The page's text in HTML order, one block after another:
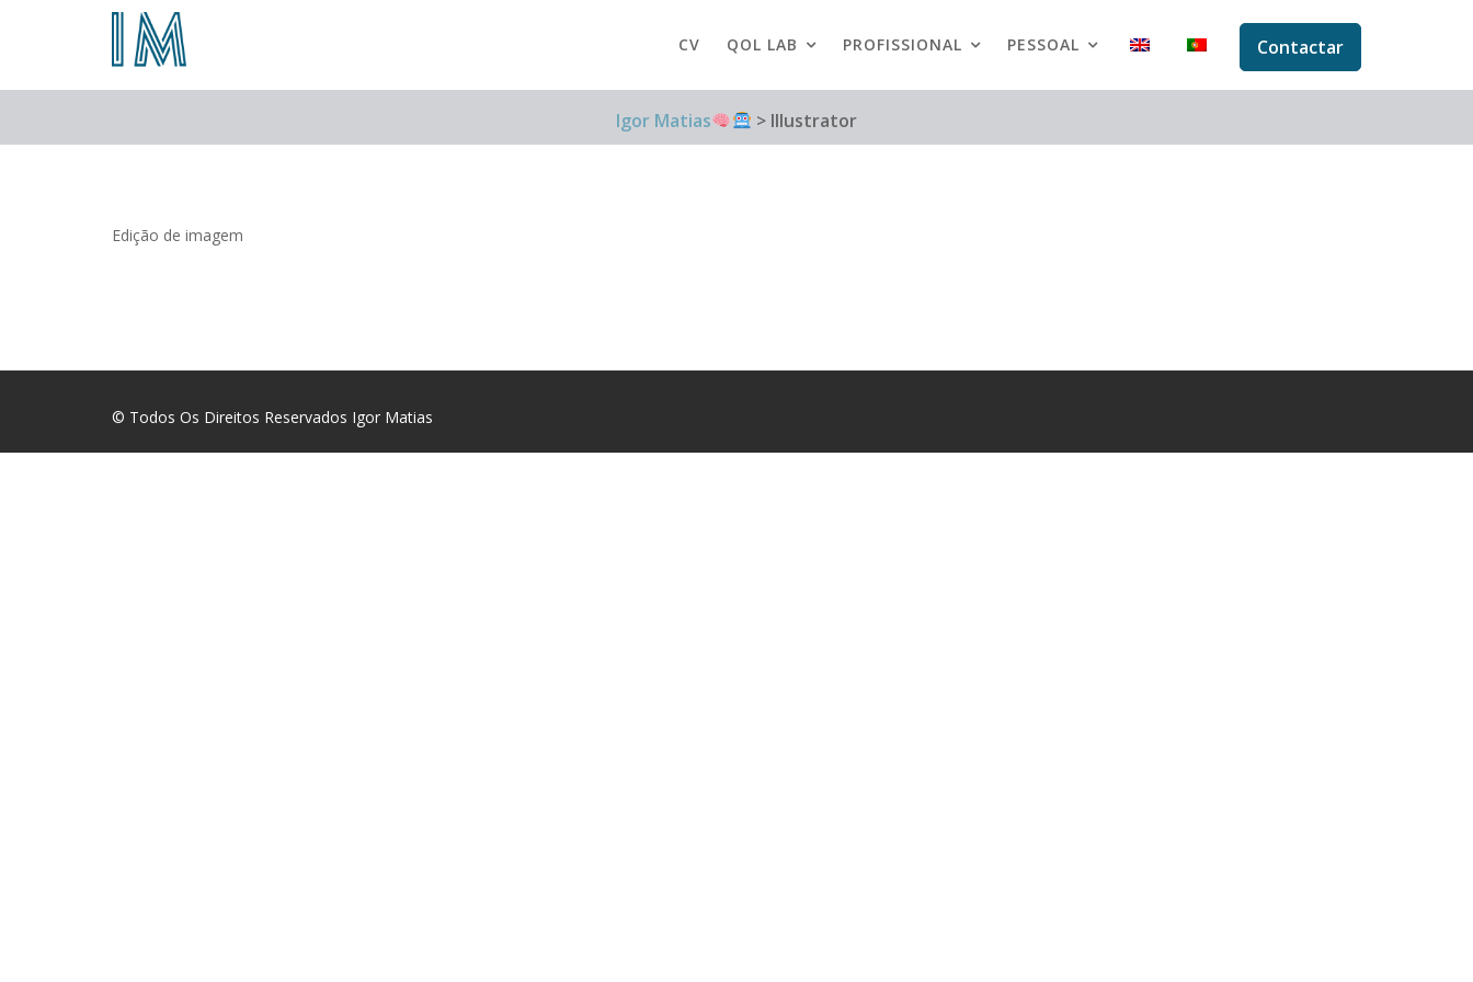
Contactar
CV QOL LAB PROFISSIONAL PESSOAL
Igor Matias > Illustrator
Edição de imagem
© Todos Os Direitos Reservados Igor Matias